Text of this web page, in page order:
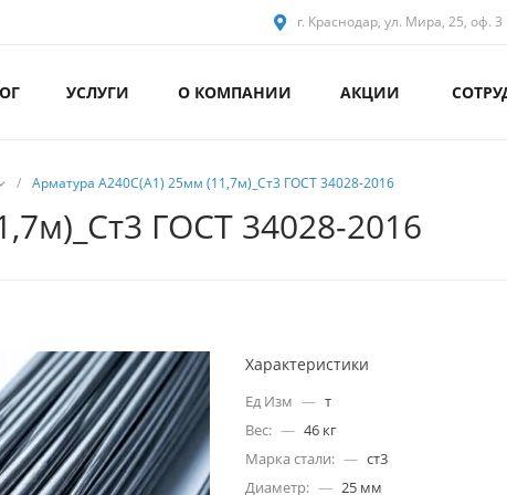
г. Краснодар, ул. Мира, 25, оф. 3
УСЛУГИ О КОМПАНИИ АКЦИИ
/ Арматура А240С(А1) 25мм (11,7м)_Ст3 ГОСТ 34028-2016
ГОСТ 34028-2016
Характеристики
Ед Изм — т
Вес: — 46 кг
Марка стали: — ст3
Диаметр: — 25 мм